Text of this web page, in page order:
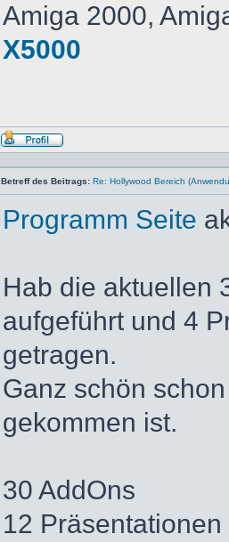
Amiga 2000,
X5000
Profil
Betreff des Beitrags: Re: Hollywood Bereich
Programm Seite
Hab die aktuellen
aufgeführt und 4
getragen.
Ganz schön
gekommen ist.
30 AddOns
12 Präsentationen